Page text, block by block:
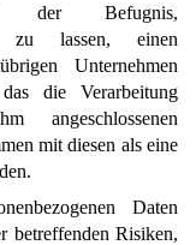
der Befugnis,
zu lassen, einen
Unternehmen
die Verarbeitung
angeschlossenen
mit diesen als eine
Daten
betreffenden Risiken,